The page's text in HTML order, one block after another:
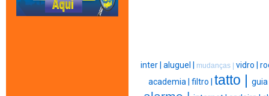
inter | aluguel | mudanças | vidro |
academia | filtro | tatto |